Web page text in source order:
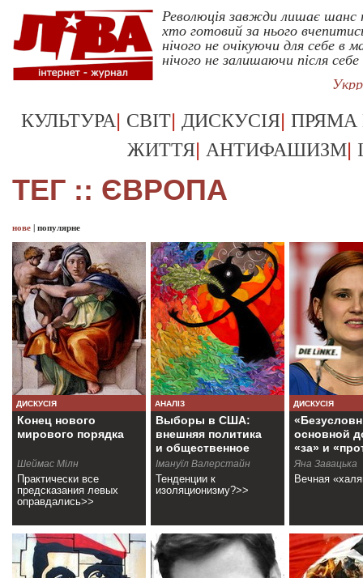
Революція завжди лишає
хто готовий за нього
нічого не очікуючи для себе в
нічого не залишаючи після
КУЛЬТУРА| СВІТ| ДИСКУСІЯ| ПРЯМА
ЖИТТЯ| АНТИФАШИЗМ|
ТЕГ :: ЄВРОПА
нове | популярне
ДИСКУСІЯ
Конец нового
мирового порядка
Шеймас Мілн
Практически все
предсказания левых
оправдались>>
АНАЛІЗ
Выборы в США:
внешняя политика
и общественное
мнение
Імануїл Валерстайн
Тенденции к
изоляционизму?>>
ДИСКУСІЯ
основной
«за» и
Яна Завацька
Вечная